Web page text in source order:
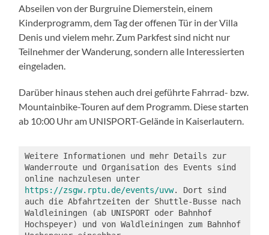
Abseilen von der Burgruine Diemerstein, einem
Kinderprogramm, dem Tag der offenen Tür in der Villa
Denis und vielem mehr. Zum Parkfest sind nicht nur
Teilnehmer der Wanderung, sondern alle Interessierten
eingeladen.
Darüber hinaus stehen auch drei geführte Fahrrad- bzw.
Mountainbike-Touren auf dem Programm. Diese starten
ab 10:00 Uhr am UNISPORT-Gelände in Kaiserlautern.
Weitere Informationen und mehr Details zur
Wanderroute und Organisation des Events sind
online nachzulesen unter
https://zsgw.rptu.de/events/uvw. Dort sind
auch die Abfahrtzeiten der Shuttle-Busse nach
Waldleiningen (ab UNISPORT oder Bahnhof
Hochspeyer) und von Waldleiningen zum Bahnhof